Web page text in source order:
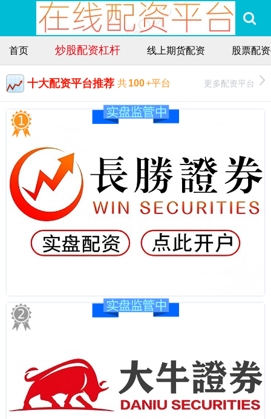
首页 炒股配资杠杆 线上期货配资 股票配
十大配资平台推荐 共100+平台 更多配资平台